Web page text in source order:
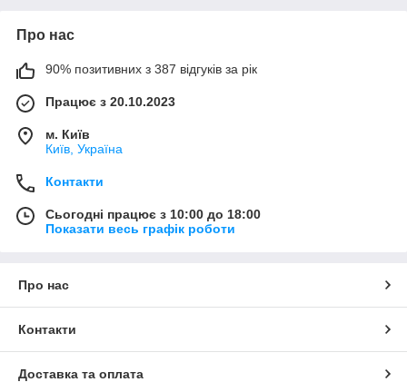
Про нас
90% позитивних з 387 відгуків за рік
Працює з 20.10.2023
м. Київ
Київ, Україна
Контакти
Сьогодні працює з 10:00 до 18:00
Показати весь графік роботи
Про нас
Контакти
Доставка та оплата